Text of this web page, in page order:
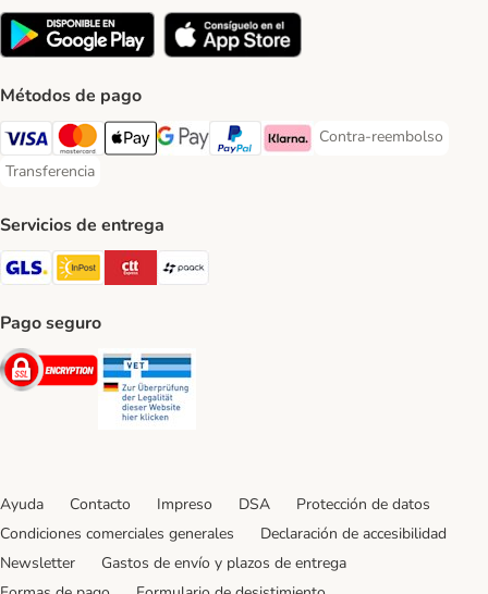
Métodos de pago
Visa Payment Method
Mastercard Payment Method
Apple Pay Payment Method
Google Pay Payment Method
PayPal Payment Method
Klarna Payment Method
Contra-reembolso
Contra-reembolso
Transferencia
Transferencia Payment Method
Servicios de entrega
GLS Shipping Method
InPost Shipping Method
CTTExpress Shipping Method
paack Shipping Method
Pago seguro
Security
Ayuda Contacto Impreso DSA
Protección de datos
Condiciones comerciales generales
Declaración de accesibilidad
Newsletter
Gastos de envío y plazos de entrega